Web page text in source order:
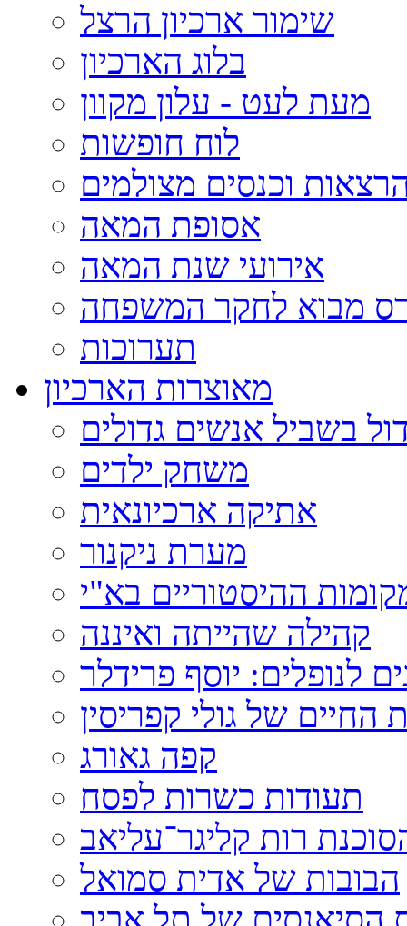
שימור ארכיון הרצל
בלוג הארכיון
מעת לעט - עלון מקוון
לוח חופשות
וכנסים מצולמים
אסופת המאה
אירועי שנת המאה
מבוא לחקר המשפחה
תערוכות
מאוצרות הארכיון
בשביל אנשים גדולים
משחק ילדים
אתיקה ארכיונאית
מערת ניקנור
ההיסטוריים בא"י
קהילה שהייתה ואיננה
לנופלים: יוסף פרידלר
החיים של גולי קפריסין
קפה גאורג
תעודות כשרות לפסח
רות קליגר־עליאב
הבובות של אדית סמואל